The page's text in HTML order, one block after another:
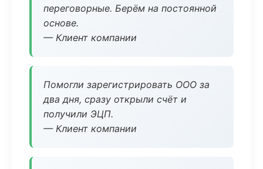
переговорные. Берём на постоянной
основе.
— Клиент компании
Помогли зарегистрировать ООО за
два дня, сразу открыли счёт и
получили ЭЦП.
— Клиент компании